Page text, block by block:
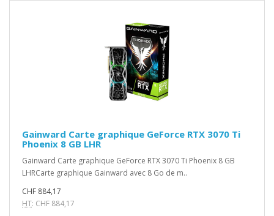
Gainward Carte graphique GeForce RTX 3070 Ti
Phoenix 8 GB LHR
Gainward Carte graphique GeForce RTX 3070 Ti Phoenix 8 GB
LHRCarte graphique Gainward avec 8 Go de m..
CHF 884,17
HT: CHF 884,17